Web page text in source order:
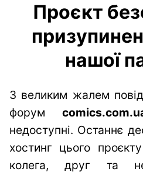
Проєкт
нашої
З великим жалем
форум
недоступні. Останнє
хостинг цього
колега, друг та